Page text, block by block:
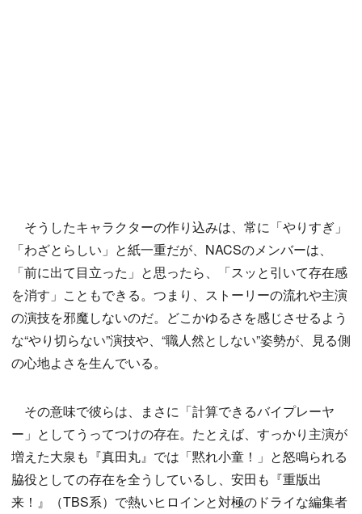
そうしたキャラクターの作り込みは、常に「やりすぎ」
「わざとらしい」と紙一重だが、NACSのメンバーは、
「前に出て目立った」と思ったら、「スッと引いて存在感
を消す」こともできる。つまり、ストーリーの流れや主演
の演技を邪魔しないのだ。どこかゆるさを感じさせるよう
な“やり切らない”演技や、“職人然としない”姿勢が、見る側
の心地よさを生んでいる。
その意味で彼らは、まさに「計算できるバイプレーヤ
ー」としてうってつけの存在。たとえば、すっかり主演が
増えた大泉も『真田丸』では「黙れ小童！」と怒鳴られる
脇役としての存在を全うしているし、安田も『重版出
来！』（TBS系）で熱いヒロインと対極のドライな編集者